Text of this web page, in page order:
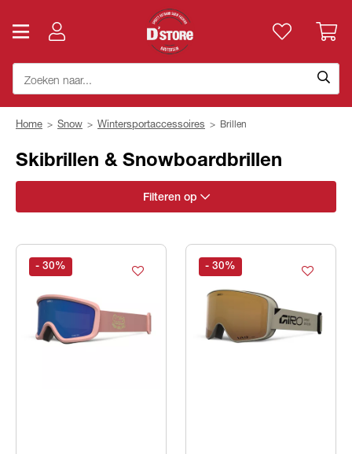
Home > Snow > Wintersportaccessoires > Brillen
Skibrillen & Snowboardbrillen
Filteren op
lenscategorie
- 30% - 30%